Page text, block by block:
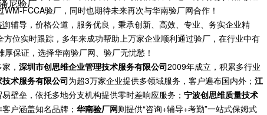
尼验厂
FCCA验厂，同时也期待未来再次与华南验厂网合作！
辅导，价格公道，服务优良，秉承创新、高效、专业、务实企业精
位实时跟踪，多年来成功帮助上万家企业顺利通过验厂，在行业中有
保证，选择华南验厂网、验厂无忧愁！
， 深圳市创思维企业管理技术服务有限公司2009年成立，积累多行业
术服务有限公司为超3万家企业提供多领域服务，客户遍布国内外； 江
壁垒，依托多地分支机构提供零时差响应服务； 宁波创思维质量技术
户涵盖知名品牌； 华南验厂网则提供“咨询+辅导+考勤”一站式保姆式